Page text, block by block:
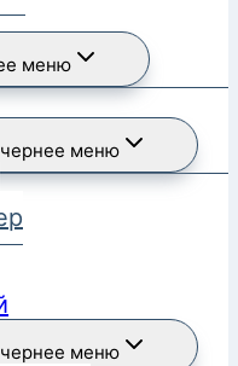
меню
меню
меню